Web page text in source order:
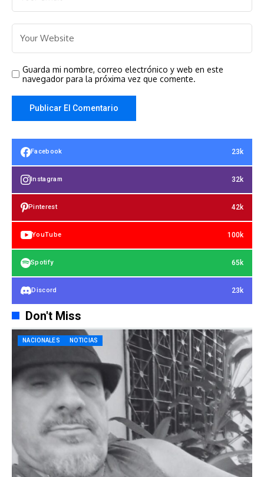
Guarda mi nombre, correo electrónico y web en este
navegador para la próxima vez que comente.
Facebook 23k
Instagram 32k
Pinterest 42k
YouTube 100k
Spotify 65k
Discord 23k
Don't Miss
NACIONALES NOTICIAS